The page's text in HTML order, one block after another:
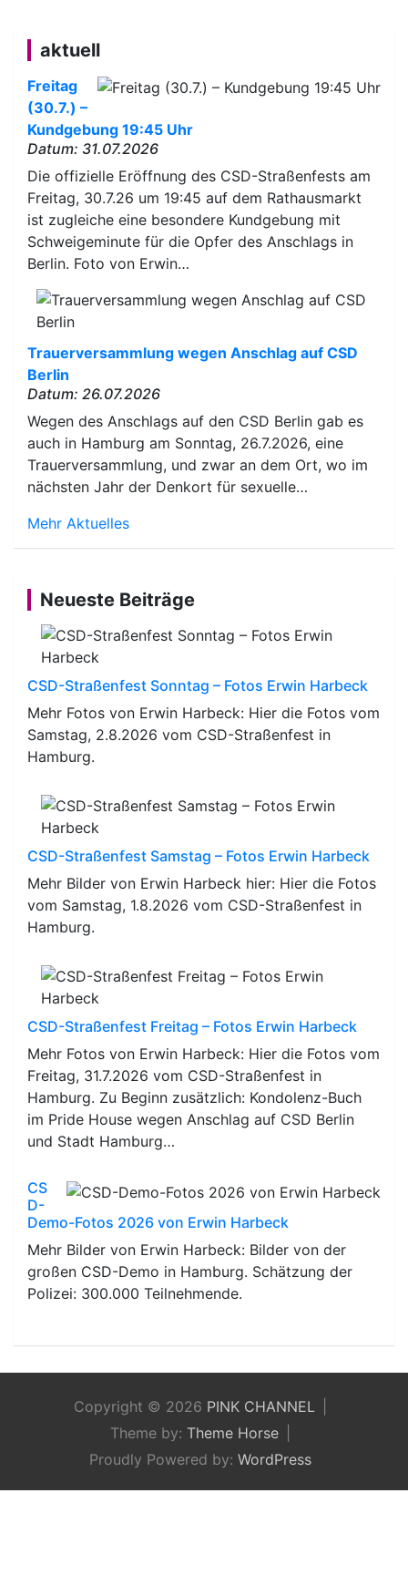
aktuell
Freitag
(30.7.) –
Kundgebung 19:45 Uhr
Datum: 31.07.2026
Die offizielle Eröffnung des CSD-Straßenfests am
Freitag, 30.7.26 um 19:45 auf dem Rathausmarkt
ist zugleiche eine besondere Kundgebung mit
Schweigeminute für die Opfer des Anschlags in
Berlin. Foto von Erwin…
Trauerversammlung wegen Anschlag auf CSD
Berlin
Datum: 26.07.2026
Wegen des Anschlags auf den CSD Berlin gab es
auch in Hamburg am Sonntag, 26.7.2026, eine
Trauerversammlung, und zwar an dem Ort, wo im
nächsten Jahr der Denkort für sexuelle…
Mehr Aktuelles
Neueste Beiträge
CSD-Straßenfest Sonntag – Fotos Erwin Harbeck
Mehr Fotos von Erwin Harbeck: Hier die Fotos vom
Samstag, 2.8.2026 vom CSD-Straßenfest in
Hamburg.
CSD-Straßenfest Samstag – Fotos Erwin Harbeck
Mehr Bilder von Erwin Harbeck hier: Hier die Fotos
vom Samstag, 1.8.2026 vom CSD-Straßenfest in
Hamburg.
CSD-Straßenfest Freitag – Fotos Erwin Harbeck
Mehr Fotos von Erwin Harbeck: Hier die Fotos vom
Freitag, 31.7.2026 vom CSD-Straßenfest in
Hamburg. Zu Beginn zusätzlich: Kondolenz-Buch
im Pride House wegen Anschlag auf CSD Berlin
und Stadt Hamburg…
CS
D-
Demo-Fotos 2026 von Erwin Harbeck
Mehr Bilder von Erwin Harbeck: Bilder von der
großen CSD-Demo in Hamburg. Schätzung der
Polizei: 300.000 Teilnehmende.
Copyright © 2026 PINK CHANNEL
Theme by: Theme Horse
Proudly Powered by: WordPress